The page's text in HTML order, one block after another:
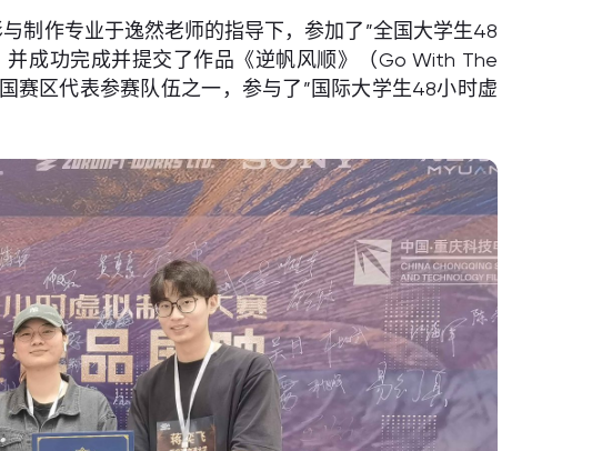
制作专业于逸然老师的指导下，参加了”全国大学生48
成功完成并提交了作品《逆帆风顺》（Go With The
赛区代表参赛队伍之一，参与了”国际大学生48小时虚